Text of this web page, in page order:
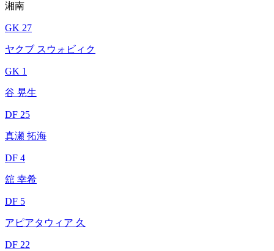
湘南
GK 27
ヤクブ スウォビィク
GK 1
谷 晃生
DF 25
真瀬 拓海
DF 4
舘 幸希
DF 5
アピアタウィア 久
DF 22